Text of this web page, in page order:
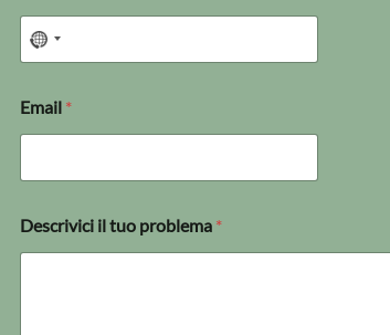
Email *
Descrivici il tuo problema *